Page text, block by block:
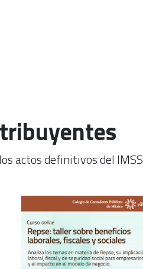
actos definitivos del IMSS